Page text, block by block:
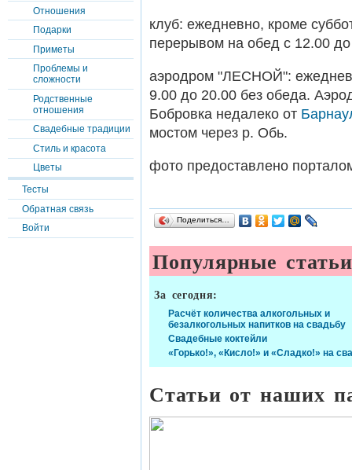
Отношения
Подарки
Приметы
Проблемы и
сложности
Родственные
отношения
Свадебные традиции
Стиль и красота
Цветы
Тесты
Обратная связь
Войти
клуб: ежедневно, кроме
перерывом на обед с 12.00
аэродром "ЛЕСНОЙ":
9.00 до 20.00 без обеда.
Бобровка недалеко от
мостом через р. Обь.
фото предоставлено
Поделиться…
Популярные статьи
За сегодня:
Расчёт количества алкогольных и
безалкогольных напитков на свадьбу
Свадебные коктейли
«Горько!», «Кисло!» и «Сладко!» на
Статьи от наших